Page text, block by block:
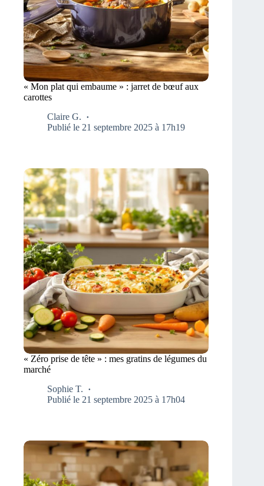
« Mon plat qui embaume » : jarret de bœuf aux
carottes
Claire G.
Publié le 21 septembre 2025 à 17h19
« Zéro prise de tête » : mes gratins de légumes du
marché
Sophie T.
Publié le 21 septembre 2025 à 17h04